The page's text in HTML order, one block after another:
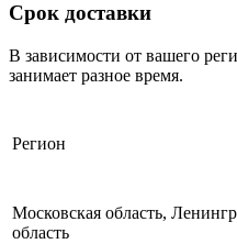
Срок доставки
В зависимости от вашего
занимает разное время.
Регион
Московская область,
область